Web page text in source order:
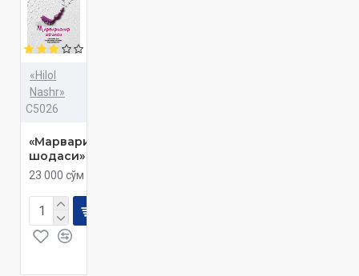
«Hilol
Nashr»
C5026
«Марваридлар
шодаси»
23 000 сўм